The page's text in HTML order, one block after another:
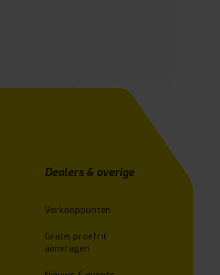
Dealers & overige
Verkooppunten
Gratis proefrit
aanvragen